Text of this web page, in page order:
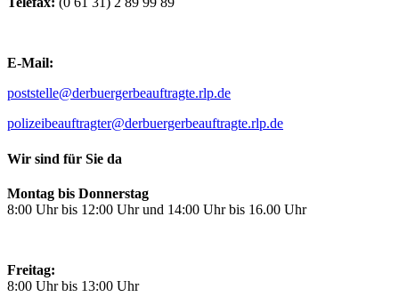
E-Mail:
poststelle@derbuergerbeauftragte.rlp.de
polizeibeauftragter@derbuergerbeauftragte.rlp.de
Wir sind für Sie da
Montag bis Donnerstag
8:00 Uhr bis 12:00 Uhr und 14:00 Uhr bis 16.00 Uhr
Freitag:
8:00 Uhr bis 13:00 Uhr